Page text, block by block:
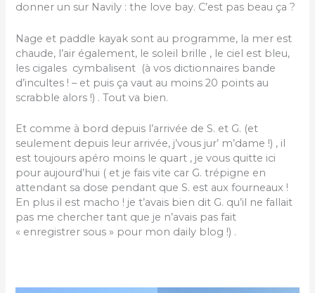
donner un sur Navily : the love bay. C’est pas beau ça ?
Nage et paddle kayak sont au programme, la mer est
chaude, l’air également, le soleil brille , le ciel est bleu,
les cigales cymbalisent (à vos dictionnaires bande
d’incultes ! – et puis ça vaut au moins 20 points au
scrabble alors !) . Tout va bien.
Et comme à bord depuis l’arrivée de S. et G. (et
seulement depuis leur arrivée, j’vous jur’ m’dame !) , il
est toujours apéro moins le quart , je vous quitte ici
pour aujourd’hui ( et je fais vite car G. trépigne en
attendant sa dose pendant que S. est aux fourneaux !
En plus il est macho ! je t’avais bien dit G. qu’il ne fallait
pas me chercher tant que je n’avais pas fait
« enregistrer sous » pour mon daily blog !) .